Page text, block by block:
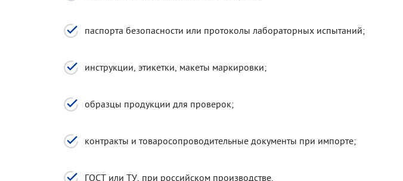
паспорта безопасности или протоколы лабораторных испытаний;
инструкции, этикетки, макеты маркировки;
образцы продукции для проверок;
контракты и товаросопроводительные документы при импорте;
ГОСТ или ТУ, при российском производстве.